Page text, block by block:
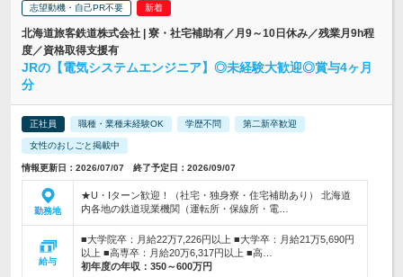
志望動機・自己PR不要
北海道旅客鉄道株式会社 | 寮・社宅補助有／月9～10日休み／残業月9h程
度／資格取得支援有
JRの【電気システムエンジニア】◎未経験大歓迎◎賞与4ヶ月
分
正社員 職種・業種未経験OK 学歴不問 第二新卒歓迎
女性のおしごと掲載中
情報更新日：2026/07/07 終了予定日：2026/09/07
勤務地
★U・Iターン歓迎！（社宅・独身寮・住宅補助あり） 北海道
内各地の鉄道現業機関（運転所・保線所・電…
給与
■大学院卒：月給22万7,226円以上 ■大学卒：月給21万5,690円
以上 ■高専卒：月給20万6,317円以上 ■高…
初年度の年収： 350～600万円